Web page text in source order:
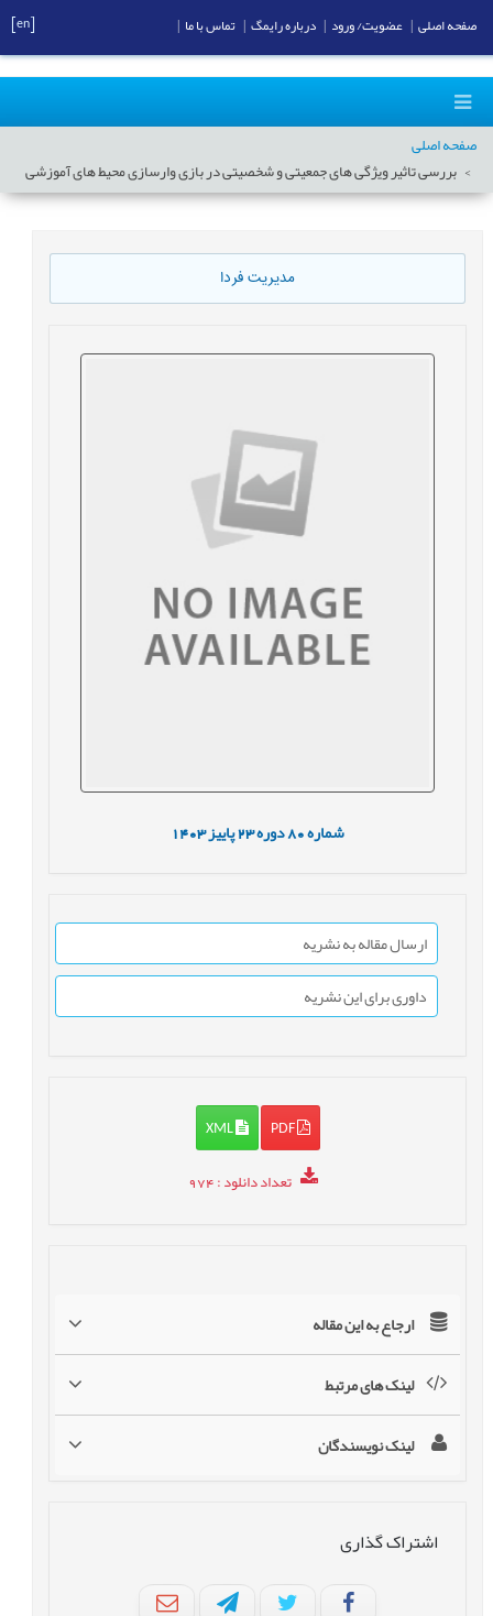
صفحه اصلی
بررسی تاثیر ویژگی های جمعیتی و شخصیتی در بازی وارسازی محیط های آموزشی
مدیریت فردا
شماره80 دوره23 پاییز1403
ارسال مقاله به نشریه
داوری برای این نشریه
PDF
XML
تعداد دانلود: 974
ارجاع به این مقاله
لینک های مرتبط
لینک نویسندگان
اشتراک گذاری
صفحه اصلی عضویت/ ورود درباره رایمگ تماس با ما